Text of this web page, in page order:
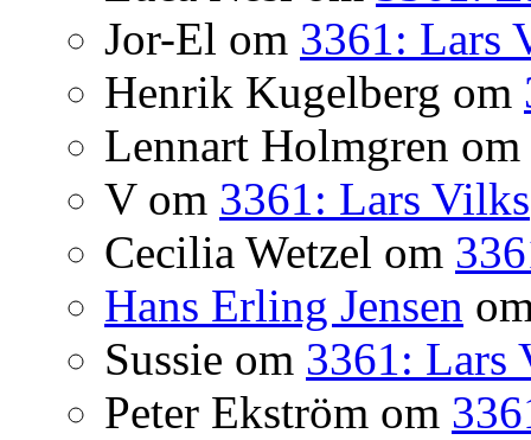
Jor-El om 3361: Lars
Henrik Kugelberg om
Lennart Holmgren om
Vom 3361: Lars Vilks
Cecilia Wetzel om
Hans Erling Jensen
Sussie om 3361: Lars
Peter Ekström om